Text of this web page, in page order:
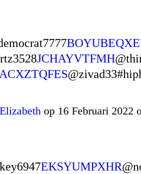
JCHAYVTFMH
Elizabeth op 16 Februari 2022
EKSYUMPXHR